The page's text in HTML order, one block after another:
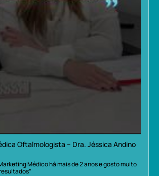
Oftalmologista – Dra. Jéssica Andino
Médico há mais de 2 anos e gosto muito